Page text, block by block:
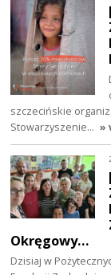
szczecińskie
Stowarzyszenie… »
Okręgowy…
Dzisiaj w